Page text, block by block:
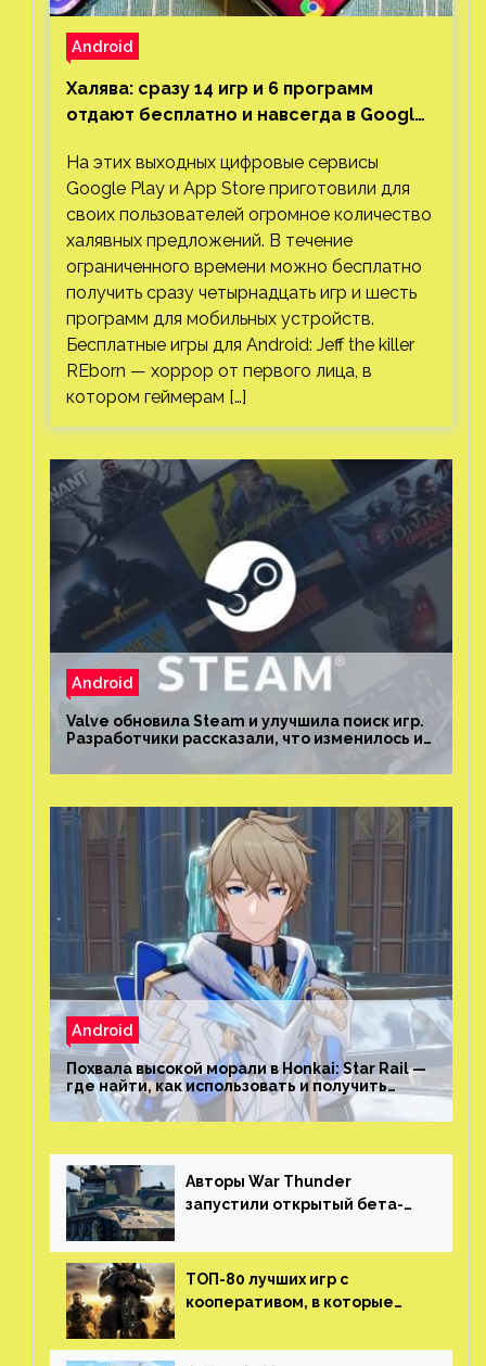
Android
Халява: сразу 14 игр и 6 программ
отдают бесплатно и навсегда в Google
загрузок
На этих выходных цифровые сервисы
Google Play и App Store приготовили для
своих пользователей огромное количество
халявных предложений. В течение
ограниченного времени можно бесплатно
получить сразу четырнадцать игр и шесть
программ для мобильных устройств.
Бесплатные игры для Android: Jeff the killer
REborn — хоррор от первого лица, в
котором геймерам […]
Android
Valve обновила Steam и улучшила поиск игр.
Разработчики рассказали, что изменилось и
Android
Похвала высокой морали в Honkai: Star Rail —
где найти, как использовать и получить
скрытые достижения
Авторы War Thunder
запустили открытый бета-
трейлер и скриншоты
ТОП-80 лучших игр с
кооперативом, в которые
(никаких MMO)